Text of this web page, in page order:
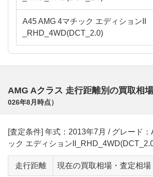
A45 AMG 4マチック エディションII
_RHD_4WD(DCT_2.0)
AMG Aクラス 走行距離別の買取相
026年8月 時点）
[査定条件] 年式：2013年7月 / グレード
ック エディション
走行距離 現在の買取相場・査定相場